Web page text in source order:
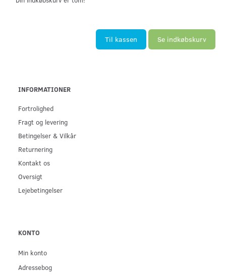
Til kassen Se indkøbskurv
INFORMATIONER
Fortrolighed
Fragt og levering
Betingelser & Vilkår
Returnering
Kontakt os
Oversigt
Lejebetingelser
KONTO
Min konto
Adressebog